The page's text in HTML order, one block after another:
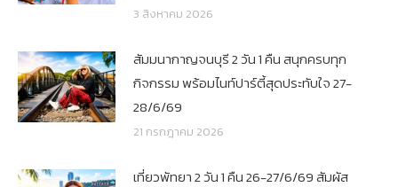
3 สิงหาคม 2026
สัมมนากาญจนบุรี 2 วัน 1 คืน สนุกครบทุก
กิจกรรม พร้อมไนท์ปาร์ตี้สุดประทับใจ 27-
28/6/69
21 กรกฎาคม 2026
เที่ยวพัทยา 2 วัน 1 คืน 26-27/6/69 สัมผัส